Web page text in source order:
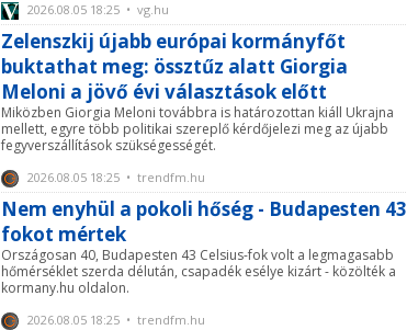
2026.08.05 18:25 • vg.hu
Zelenszkij újabb európai kormányfőt
buktathat meg: össztűz alatt Giorgia
Meloni a jövő évi választások előtt
Miközben Giorgia Meloni továbbra is határozottan kiáll Ukrajna
mellett, egyre több politikai szereplő kérdőjelezi meg az újabb
fegyverszállítások szükségességét.
2026.08.05 18:25 • trendfm.hu
Nem enyhül a pokoli hőség - Budapesten 43
fokot mértek
Országosan 40, Budapesten 43 Celsius-fok volt a legmagasabb
hőmérséklet szerda délután, csapadék esélye kizárt - közölték a
kormany.hu oldalon.
2026.08.05 18:25 • trendfm.hu